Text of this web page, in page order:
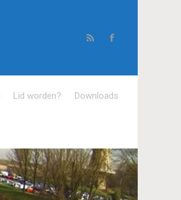
Lid worden? Downloads